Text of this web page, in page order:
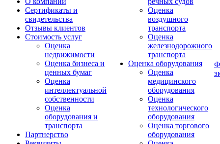
Сертификаты и
свидетельства
Отзывы клиентов
Стоимость услуг
Оценка
недвижимости
Оценка бизнеса и
ценных бумаг
Оценка
интеллектуальной
собственности
Оценка
оборудования и
транспорта
Партнерство
Оценка
воздушного
транспорта
Оценка
железнодорожного
транспорта
Оценка оборудования
Оценка
медицинского
оборудования
Оценка
технологического
оборудования
Оценка торгового
оборудования